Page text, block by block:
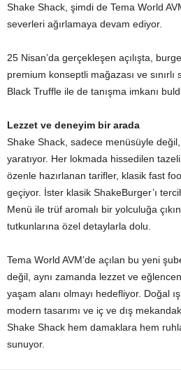
Shake Shack, şimdi de Tema World
severleri ağırlamaya devam ediyor.
25 Nisan’da gerçekleşen açılışta,
premium konseptli mağazası ve sınırlı
Black Truffle ile de tanışma imkanı
Lezzet ve deneyim bir arada
Shake Shack, sadece menüsüyle
yaratıyor. Her lokmada hissedilen
özenle hazırlanan tarifler, klasik fast
geçiyor. İster klasik ShakeBurger’ı
Menü ile trüf aromalı bir yolculuğa
tutkunlarına özel detaylarla dolu.
Tema World AVM’de açılan bu yeni
değil, aynı zamanda lezzet ve
yaşam alanı olmayı hedefliyor. Doğal
modern tasarımı ve iç ve dış
Shake Shack hem damaklara hem
sunuyor.